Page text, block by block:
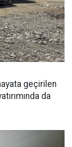
geçirilen
da